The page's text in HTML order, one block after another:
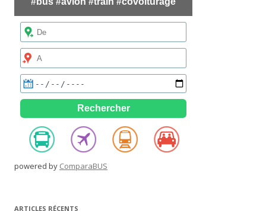
powered by ComparaBUS
ARTICLES RÉCENTS